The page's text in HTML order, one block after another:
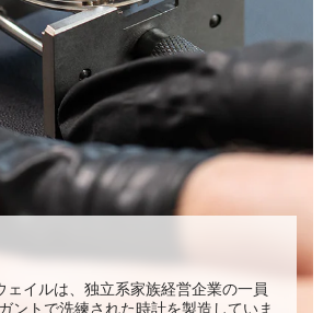
ェイルは、独立系家族経営企業の一員
ントで洗練された時計を製造していま